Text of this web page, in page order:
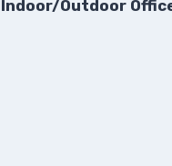
Outdoor